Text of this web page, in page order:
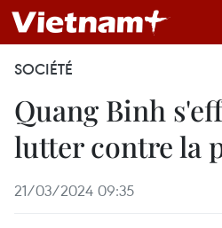
SOCIÉTÉ
Quang Binh
lutter contre la
21/03/2024 09:35